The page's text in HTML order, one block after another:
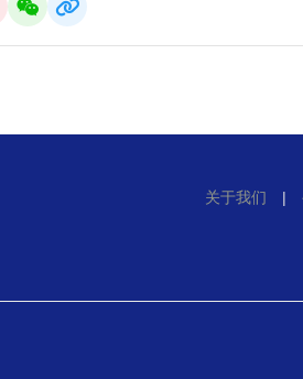
关于我们 |